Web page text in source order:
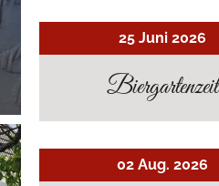
25 Juni 2026
Biergartenzeit
02 Aug. 2026